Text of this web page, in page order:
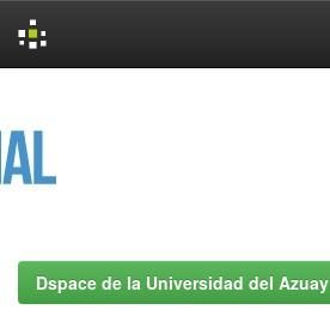
Dspace de la Universidad del Azuay